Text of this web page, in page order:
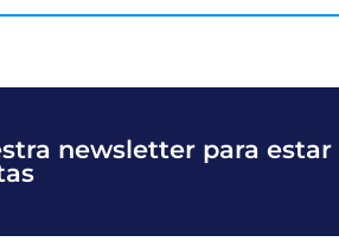
newsletter para